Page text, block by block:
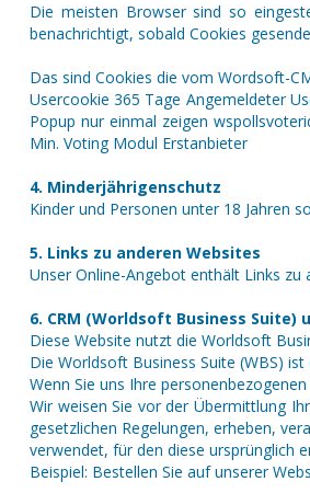
Die meisten Browser sind so
benachrichtigt, sobald Cookies
Das sind Cookies die vom Wordsoft-
Usercookie 365 Tage Angemeldeter
Popup nur einmal zeigen
Min. Voting Modul Erstanbieter
4. Minderjährigenschutz
Kinder und Personen unter 18 Jahren
5. Links zu anderen Websites
Unser Online-Angebot enthält Links
6. CRM (Worldsoft Business Suite)
Diese Website nutzt die Worldsoft
Die Worldsoft Business Suite (WBS)
Wenn Sie uns Ihre
Wir weisen Sie vor der Übermittlung
gesetzlichen Regelungen, erheben,
verwendet, für den diese ursprünglich
Beispiel: Bestellen Sie auf unserer